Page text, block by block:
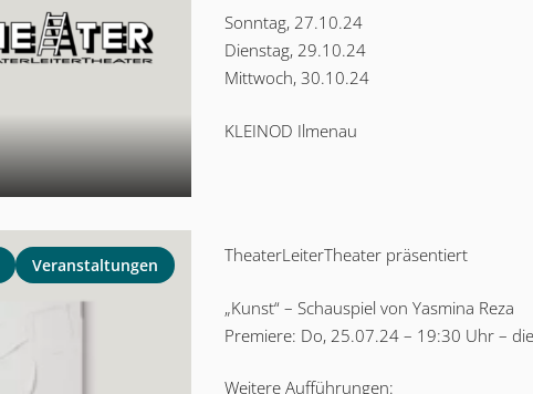
Sonntag, 27.10.24
Dienstag, 29.10.24
Mittwoch, 30.10.24
KLEINOD Ilmenau
Veranstaltungen TheaterLeiterTheater präsentiert
„Kunst“ – Schauspiel von Yasmina Reza
Premiere: Do, 25.07.24 – 19:30 Uhr – die
Weitere Aufführungen: